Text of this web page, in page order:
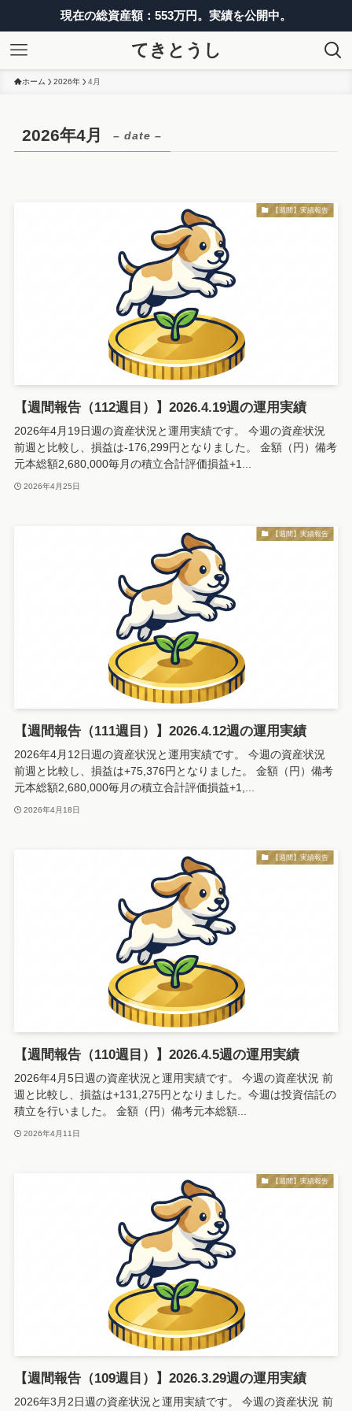
現在の総資産額：553万円。実績を公開中。
てきとうし
ホーム 2026年 4月
2026年4月 – date –
【週間】実績報告
【週間報告（112週目）】2026.4.19週の運用実績
2026年4月19日週の資産状況と運用実績です。 今週の資産状況
前週と比較し、損益は-176,299円となりました。 金額（円）備考
元本総額2,680,000毎月の積立合計評価損益+1...
2026年4月25日
【週間】実績報告
【週間報告（111週目）】2026.4.12週の運用実績
2026年4月12日週の資産状況と運用実績です。 今週の資産状況
前週と比較し、損益は+75,376円となりました。 金額（円）備考
元本総額2,680,000毎月の積立合計評価損益+1,...
2026年4月18日
【週間】実績報告
【週間報告（110週目）】2026.4.5週の運用実績
2026年4月5日週の資産状況と運用実績です。 今週の資産状況 前
週と比較し、損益は+131,275円となりました。今週は投資信託の
積立を行いました。 金額（円）備考元本総額...
2026年4月11日
【週間】実績報告
【週間報告（109週目）】2026.3.29週の運用実績
2026年3月2日週の資産状況と運用実績です。 今週の資産状況 前